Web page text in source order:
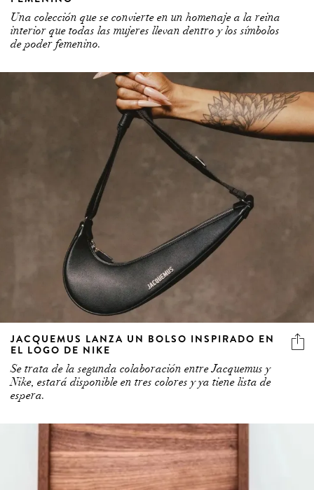
Una colección que se convierte en un homenaje a la reina
interior que todas las mujeres llevan dentro y los símbolos
de poder femenino.
JACQUEMUS LANZA UN BOLSO INSPIRADO EN
EL LOGO DE NIKE
Se trata de la segunda colaboración entre Jacquemus y
Nike, estará disponible en tres colores y ya tiene lista de
espera.